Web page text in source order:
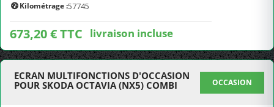
Kilométrage :57745
673,20 € TTC livraison incluse
ECRAN MULTIFONCTIONS D'OCCASION
POUR SKODA OCTAVIA (NX5) COMBI
OCCASION